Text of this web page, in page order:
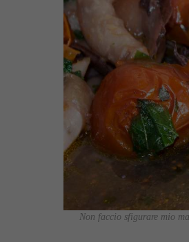
Non faccio sfigurare mio